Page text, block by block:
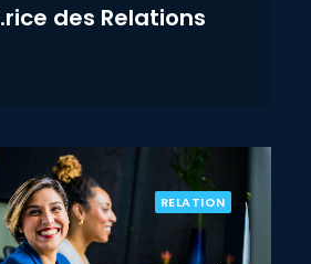
des Relations
RELATION